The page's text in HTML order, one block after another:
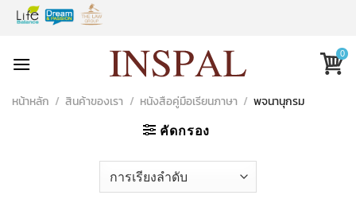
Skip
0
หน้าหลัก / สินค้าของเรา / หนังสือคู่มือเรียนภาษา / พจนานุกรม
คัดกรอง